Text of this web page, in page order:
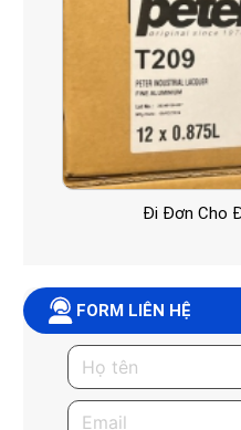
Đi Đơn Cho
FORM LIÊN HỆ